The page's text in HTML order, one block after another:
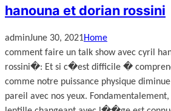
hanouna et dorian rossini
adminJune 30, 2021Home
comment faire un talk show avec cyril
rossini�: Et si c�est difficile �
comme notre puissance physique
pareil avec nos yeux.